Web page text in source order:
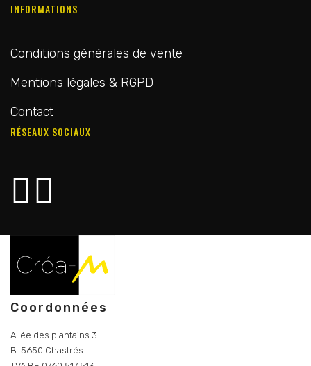
INFORMATIONS
Conditions générales de vente
Mentions légales & RGPD
Contact
RÉSEAUX SOCIAUX
Coordonnées
Allée des plantains 3
B-5650 Chastrés